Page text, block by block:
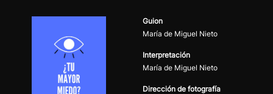
Guion
María de Miguel Nieto
Interpretación
María de Miguel Nieto
Dirección de fotografía